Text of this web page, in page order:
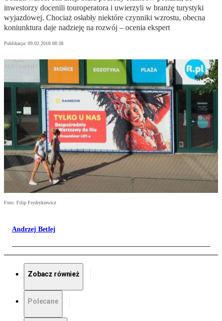
inwestorzy docenili touroperatora i uwierzyli w branżę turystyki
wyjazdowej. Chociaż osłabły niektóre czynniki wzrostu, obecna
koniunktura daje nadzieję na rozwój – ocenia ekspert
Publikacja: 09.02.2018 08:38
Foto: Filip Frydrykiewicz
Andrzej Betlej
Zobacz również
Polecane